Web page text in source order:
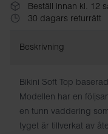
Beställ innan kl. 12
30 dagars returrätt
Beskrivning
Bikini Soft Top
Modellen har en
en tunn vaddering
tyget är tillverkat av